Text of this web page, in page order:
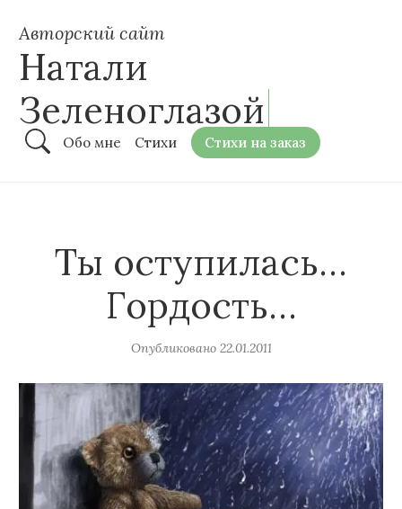
Авторский сайт
Натали
Зеленоглазой
Обо мне Стихи Стихи на заказ
Ты оступилась…
Гордость…
Опубликовано 22.01.2011